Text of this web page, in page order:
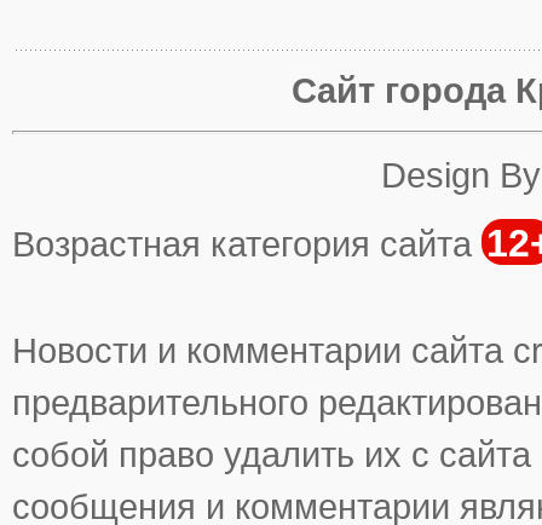
Сайт города
Design
Возрастная категория сайта
Новости и комментарии сайта
предварительного
собой право удалить их с
сообщения и комментарии